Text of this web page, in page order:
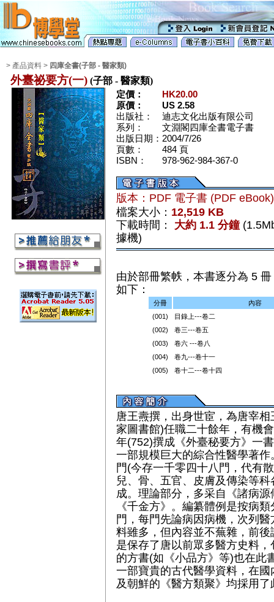
> 產品資料 > 四庫全書(子部 - 醫家類)
外臺祕要方(一) (子部 - 醫家類)
定價：
HK20.00
原價：
US 2.58
出版社：
迪志文化出版有限公司
系列：
文淵閣四庫全書電子書
出版日期： 2004/7/26
頁數：
484 頁
ISBN：
978-962-984-367-0
版本：PDF 電子書 (PDF
檔案大小： 12,519 KB
下載時間：
大約 1.1 分鐘
據機)
由於部冊繁帙，本書逐分為 5
如下：
分冊
內容
(001)
目錄上---卷二
(002)
卷三---卷五
(003)
卷六 ---卷八
(004)
卷九---卷十一
(005)
卷十二---卷十四
唐王燾撰，出身世宦，為唐宰
家圖書館)任職二十餘年，有機
年(752)撰成《外臺秘要方》一
一部規模巨大的綜合性醫學著
門(今存一千零四十八門，代有
兒、骨、五官、皮膚及傳染等
成。理論部分，多采自《諸病
《千金方》。編纂體例是按病
門，每門先論病因病機，次列
料雖多，但內容並不蕪雜，前
是保存了唐以前眾多醫方史料
的方書(如《小品方》等)也在此
一部寶貴的古代醫學資料，在
及朝鮮的《醫方類聚》均採用